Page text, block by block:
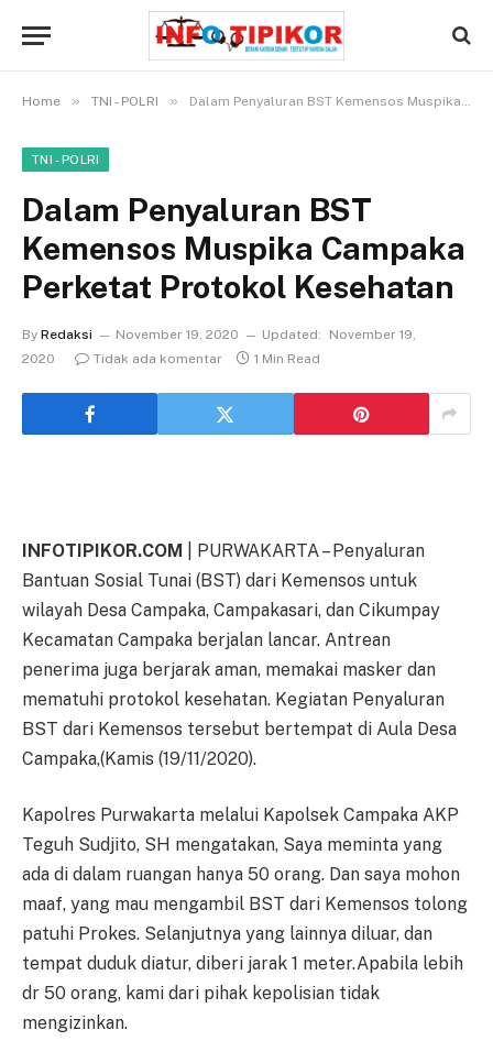
Home » TNI - POLRI » Dalam Penyaluran BST Kemensos Muspika Campaka Perketat Protokol Kesehatan
TNI - POLRI
Dalam Penyaluran BST
Kemensos Muspika Campaka
Perketat Protokol Kesehatan
By Redaksi November 19, 2020 Updated:
November 19,
2020
Tidak ada komentar 1 Min Read
INFOTIPIKOR.COM | PURWAKARTA – Penyaluran
Bantuan Sosial Tunai (BST) dari Kemensos untuk
wilayah Desa Campaka, Campakasari, dan Cikumpay
Kecamatan Campaka berjalan lancar. Antrean
penerima juga berjarak aman, memakai masker dan
mematuhi protokol kesehatan. Kegiatan Penyaluran
BST dari Kemensos tersebut bertempat di Aula Desa
Campaka,(Kamis (19/11/2020).
Kapolres Purwakarta melalui Kapolsek Campaka AKP
Teguh Sudjito, SH mengatakan, Saya meminta yang
ada di dalam ruangan hanya 50 orang. Dan saya mohon
maaf, yang mau mengambil BST dari Kemensos tolong
patuhi Prokes. Selanjutnya yang lainnya diluar, dan
tempat duduk diatur, diberi jarak 1 meter.Apabila lebih
dr 50 orang, kami dari pihak kepolisian tidak
mengizinkan.